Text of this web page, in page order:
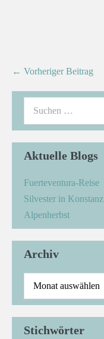
← Vorheriger Beitrag
Aktuelle Blogs
Fuerteventura-Reise
Silvester in Konstanz
Alpenherbst
Archiv
Stichwörter